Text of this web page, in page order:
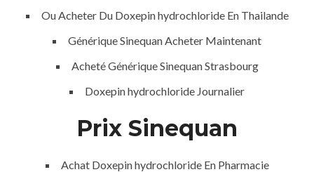
Ou Acheter Du Doxepin hydrochloride En Thailande
Générique Sinequan Acheter Maintenant
Acheté Générique Sinequan Strasbourg
Doxepin hydrochloride Journalier
Prix Sinequan
Achat Doxepin hydrochloride En Pharmacie
Services
Contact Us